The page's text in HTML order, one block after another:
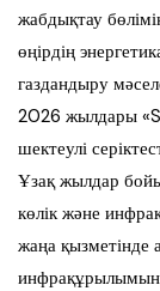
жабдықтау
өңірдің
газдандыру
2026 жылдары
шектеулі
Ұзақ жылдар
көлік және
жаңа қызметінде
инфрақұрылымын